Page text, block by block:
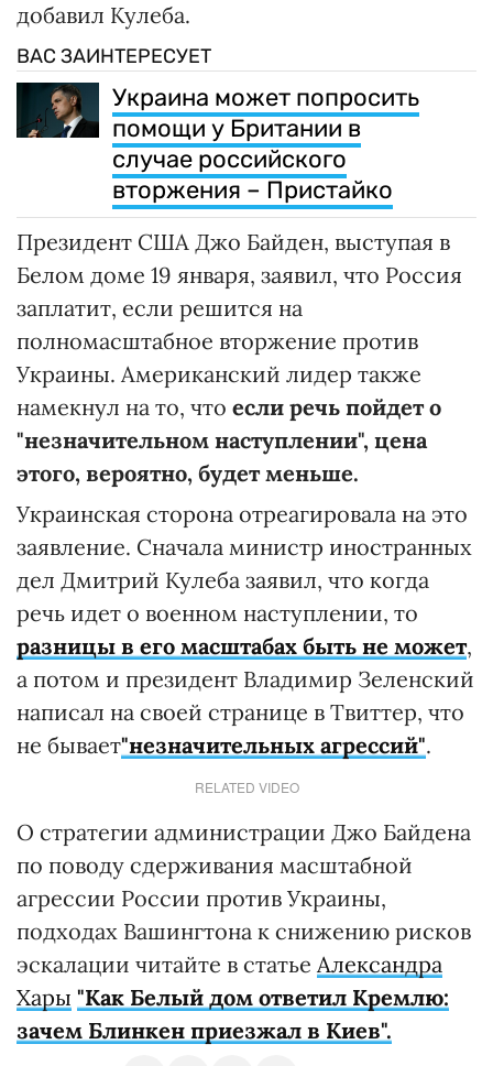
добавил Кулеба.
ВАС ЗАИНТЕРЕСУЕТ
Украина может попросить
помощи у Британии в
случае российского
вторжения – Пристайко
Президент США Джо Байден, выступая в
Белом доме 19 января, заявил, что Россия
заплатит, если решится на
полномасштабное вторжение против
Украины. Американский лидер также
намекнул на то, что если речь пойдет о
"незначительном наступлении", цена
этого, вероятно, будет меньше.
Украинская сторона отреагировала на это
заявление. Сначала министр иностранных
дел Дмитрий Кулеба заявил, что когда
речь идет о военном наступлении, то
разницы в его масштабах быть не может,
а потом и президент Владимир Зеленский
написал на своей странице в Твиттер, что
не бывает"незначительных агрессий".
RELATED VIDEO
О стратегии администрации Джо Байдена
по поводу сдерживания масштабной
агрессии России против Украины,
подходах Вашингтона к снижению рисков
эскалации читайте в статье Александра
Хары "Как Белый дом ответил Кремлю:
зачем Блинкен приезжал в Киев".